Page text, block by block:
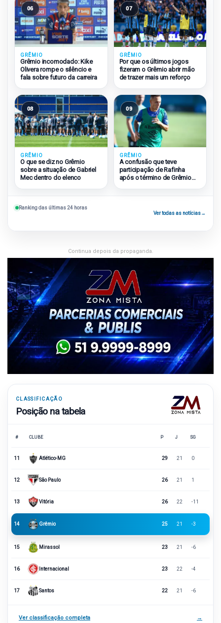
06
GRÊMIO
Grêmio incomodado: Kike
Olivera rompe o silêncio e
fala sobre futuro da carreira
07
GRÊMIO
Por que os últimos jogos
fizeram o Grêmio abrir mão
de trazer mais um reforço
08
GRÊMIO
O que se diz no Grêmio
sobre a situação de Gabriel
Mec dentro do elenco
09
GRÊMIO
A confusão que teve
participação de Rafinha
após o término de Grêmio
Ranking das últimas 24 horas
Ver todas as notícias→
Continua depois da propaganda.
CLASSIFICAÇÃO
Posição na tabela
# CLUBE P J SG
11 Atlético-MG 29 21 0
12 São Paulo 26 21 1
13 Vitória 26 22 -11
14 Grêmio 25 21 -3
15 Mirassol 23 21 -6
16 Internacional 23 22 -4
17 Santos 22 21 -6
Ver classificação completa →